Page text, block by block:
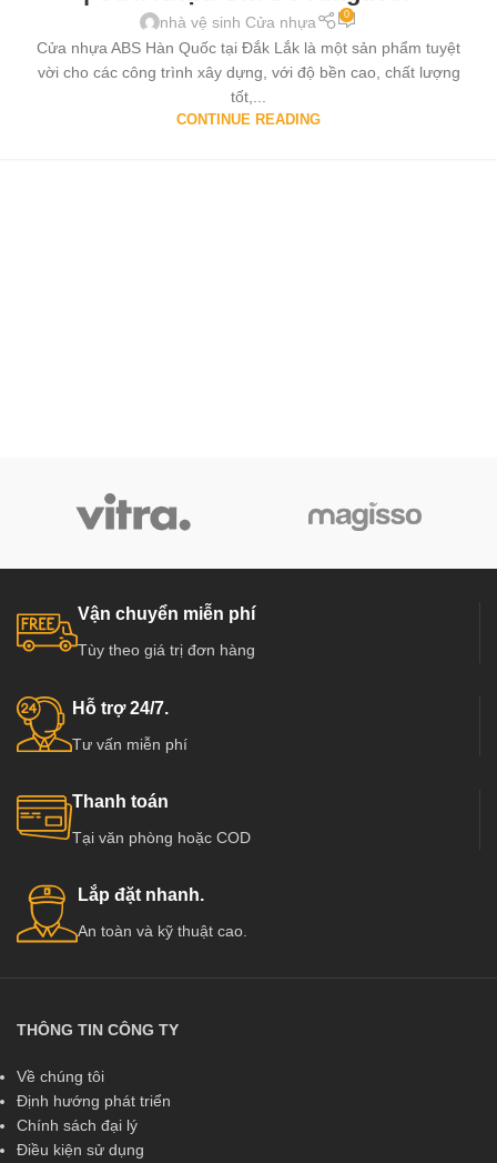
nhà vệ sinh Cửa nhựa 0
Cửa nhựa ABS Hàn Quốc tại Đắk Lắk là một sản phẩm tuyệt
vời cho các công trình xây dựng, với độ bền cao, chất lượng
tốt,...
CONTINUE READING
Vận chuyển miễn phí
Tùy theo giá trị đơn hàng
Hỗ trợ 24/7.
Tư vấn miễn phí
Thanh toán
Tại văn phòng hoặc COD
Lắp đặt nhanh.
An toàn và kỹ thuật cao.
THÔNG TIN CÔNG TY
Về chúng tôi
Định hướng phát triển
Chính sách đại lý
Điều kiện sử dụng